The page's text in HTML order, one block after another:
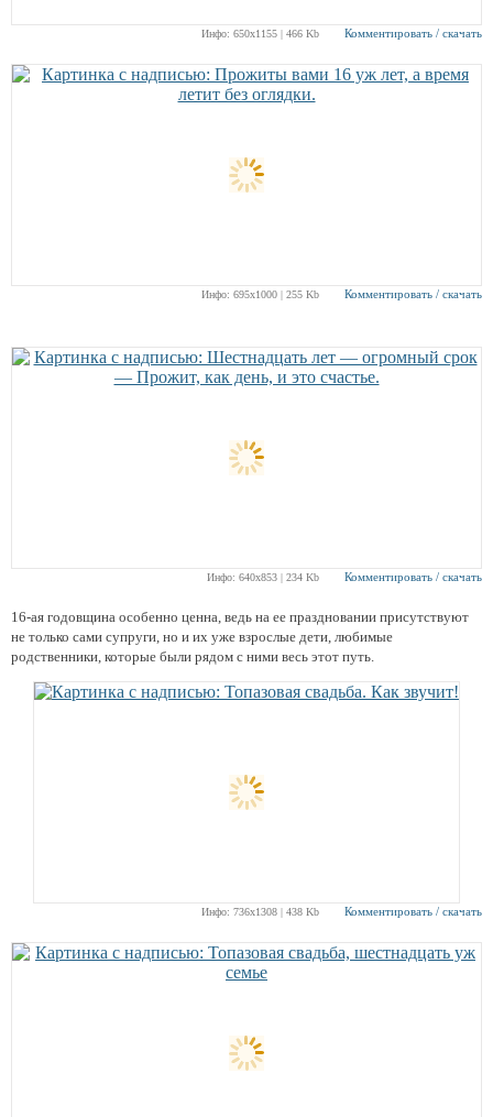
Инфо: 650х1155 | 466 Kb Комментировать / скачать
Инфо: 695х1000 | 255 Kb Комментировать / скачать
Инфо: 640х853 | 234 Kb Комментировать / скачать
16-ая годовщина особенно ценна, ведь на ее праздновании присутствуют
не только сами супруги, но и их уже взрослые дети, любимые
родственники, которые были рядом с ними весь этот путь.
Инфо: 736х1308 | 438 Kb Комментировать / скачать